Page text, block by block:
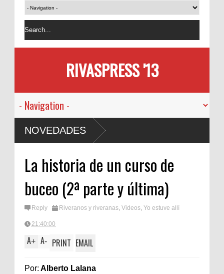
RIVASPRESS '13
NOVEDADES
La historia de un curso de
buceo (2ª parte y última)
Reply Riveranos y riveranas, Videos, Yo estuve allí
21:40:00
A+ A- PRINT EMAIL
Por: Alberto Lalana